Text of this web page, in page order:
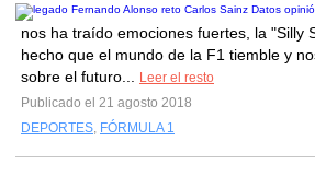
nos ha traído emociones fuertes, la "Silly
hecho que el mundo de la F1 tiemble y
sobre el futuro...
Leer el resto
Publicado el 21 agosto 2018
DEPORTES, FÓRMULA 1